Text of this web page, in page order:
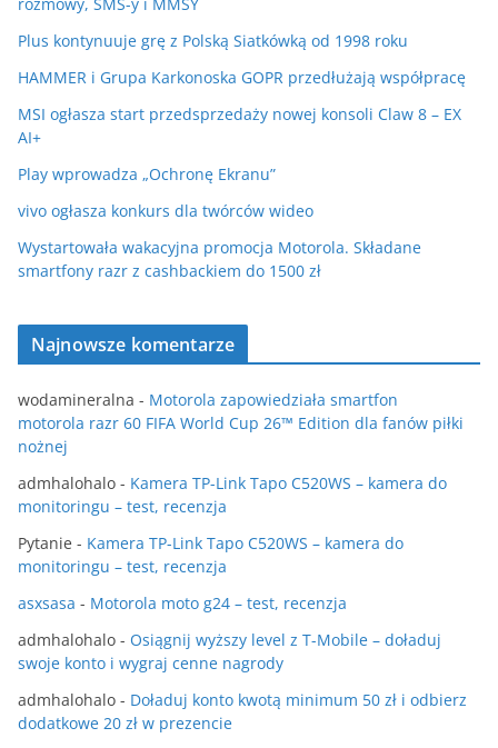
Plus kontynuuje grę z Polską Siatkówką od 1998 roku
HAMMER i Grupa Karkonoska GOPR przedłużają współpracę
MSI ogłasza start przedsprzedaży nowej konsoli Claw 8 – EX
AI+
Play wprowadza „Ochronę Ekranu”
vivo ogłasza konkurs dla twórców wideo
Wystartowała wakacyjna promocja Motorola. Składane
smartfony razr z cashbackiem do 1500 zł
Najnowsze komentarze
wodamineralna - Motorola zapowiedziała smartfon
motorola razr 60 FIFA World Cup 26™ Edition dla fanów piłki
nożnej
admhalohalo - Kamera TP-Link Tapo C520WS – kamera do
monitoringu – test, recenzja
Pytanie - Kamera TP-Link Tapo C520WS – kamera do
monitoringu – test, recenzja
asxsasa - Motorola moto g24 – test, recenzja
admhalohalo - Osiągnij wyższy level z T-Mobile – doładuj
swoje konto i wygraj cenne nagrody
admhalohalo - Doładuj konto kwotą minimum 50 zł i odbierz
dodatkowe 20 zł w prezencie